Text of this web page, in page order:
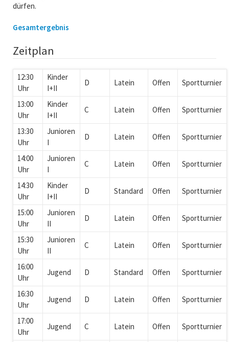
dürfen.
Gesamtergebnis
Zeitplan
12:30
Uhr
Kinder
I+II
D Latein Offen Sportturnier
13:00
Uhr
Kinder
I+II
C Latein Offen Sportturnier
13:30
Uhr
Junioren
I
D Latein Offen Sportturnier
14:00
Uhr
Junioren
I
C Latein Offen Sportturnier
14:30
Uhr
Kinder
I+II
D Standard Offen Sportturnier
15:00
Uhr
Junioren
II
D Latein Offen Sportturnier
15:30
Uhr
Junioren
II
C Latein Offen Sportturnier
16:00
Uhr
Jugend D Standard Offen Sportturnier
16:30
Uhr
Jugend D Latein Offen Sportturnier
17:00
Uhr
Jugend C Latein Offen Sportturnier